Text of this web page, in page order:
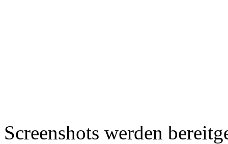
Screenshots werden